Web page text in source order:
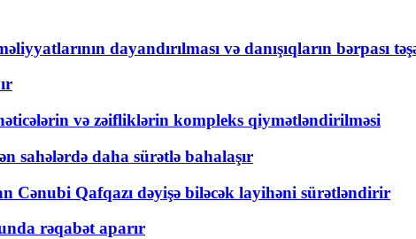
dayandırılması və danışıqların bərpası
və zəifliklərin kompleks qiymətləndirilməsi
sahələrdə daha sürətlə bahalaşır
Cənubi Qafqazı dəyişə biləcək layihəni sürətləndirir
rəqabət aparır